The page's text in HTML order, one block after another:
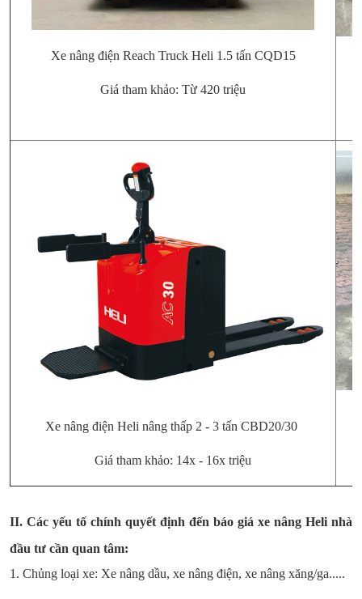
Xe nâng điện Reach Truck Heli 1.5 tấn CQD15
Giá tham khảo: Từ 420 triệu
Xe nâng điện Heli nâng thấp 2 - 3 tấn CBD20/30
Giá tham khảo: 14x - 16x triệu
II. Các yếu tố chính quyết định đến báo giá xe nâng Heli nhà
đầu tư cần quan tâm:
1. Chủng loại xe: Xe nâng dầu, xe nâng điện, xe nâng xăng/ga.....